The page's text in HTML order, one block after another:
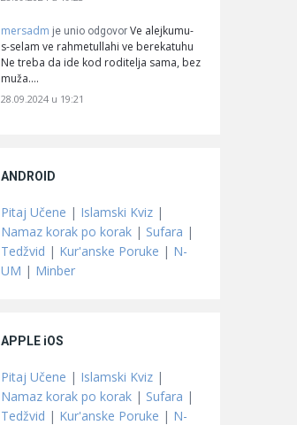
mersadm je unio odgovor Ve alejkumu-
s-selam ve rahmetullahi ve berekatuhu
Ne treba da ide kod roditelja sama, bez
muža.…
28.09.2024 u 19:21
ANDROID
Pitaj Učene | Islamski Kviz |
Namaz korak po korak | Sufara |
Tedžvid | Kur'anske Poruke | N-
UM | Minber
APPLE iOS
Pitaj Učene | Islamski Kviz |
Namaz korak po korak | Sufara |
Tedžvid | Kur'anske Poruke | N-